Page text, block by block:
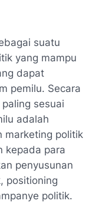
suatu
yang mampu
dapat
pemilu. Secara
sesuai
adalah
marketing politik
kepada para
penyusunan
positioning
politik.